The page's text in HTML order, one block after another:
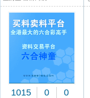
1015 0 0